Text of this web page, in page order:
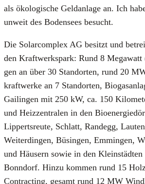
als öko­lo­gi­sche Geld­an­la­ge an. Ich
unweit des Boden­sees besucht.
Die Sol­ar­com­plex AG besitzt und
den Kraft­werks­park: Rund 8
gen an über 30 Stand­or­ten, rund 20
kraft­wer­ke an 7 Stand­or­ten,
Gai­lin­gen mit 250 kW, ca. 150
und Heiz­zen­tra­len in den
Lip­perts­reu­te, Schlatt, Rand­egg,
Wei­ter­din­gen, Büsin­gen, Emmin­gen,
und Häu­sern sowie in den
Bonn­dorf. Hin­zu kom­men rund 15
Con­trac­ting, gesamt rund 12 MW